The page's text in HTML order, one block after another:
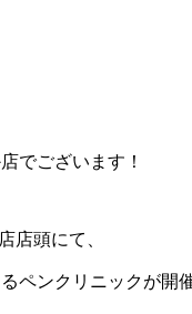
でございます！
店頭にて、
ペンクリニックが開